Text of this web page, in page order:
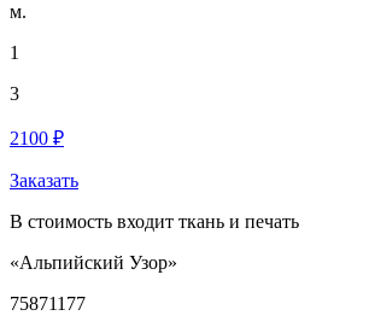
м.
1
3
2100 ₽
Заказать
В стоимость входит ткань и печать
«Альпийский Узор»
75871177